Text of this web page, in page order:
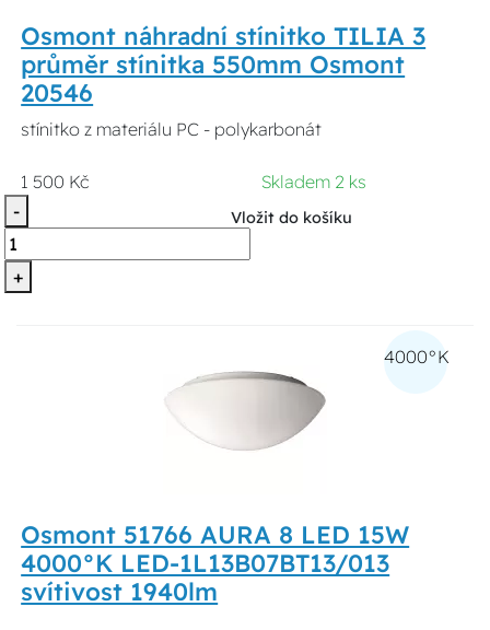
Osmont náhradní stínitko TILIA 3
průměr stínitka 550mm Osmont
20546
stínitko z materiálu PC - polykarbonát
1 500 Kč
Skladem 2 ks
-
+
Vložit do košíku
4000°K
Osmont 51766 AURA 8 LED 15W
4000°K LED-1L13B07BT13/013
svítivost 1940lm